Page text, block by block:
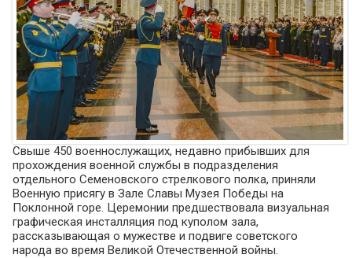
Свыше 450 военнослужащих, недавно прибывших для
прохождения военной службы в подразделения
отдельного Семеновского стрелкового полка, приняли
Военную присягу в Зале Славы Музея Победы на
Поклонной горе. Церемонии предшествовала визуальная
графическая инсталляция под куполом зала,
рассказывающая о мужестве и подвиге советского
народа во время Великой Отечественной войны.